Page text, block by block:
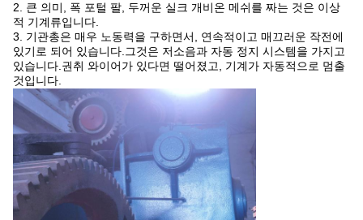
2. 큰 의미, 폭 포털 팔, 두꺼운 실크 개비온 메쉬를 짜는 것은 이상
적 기계류입니다.
3. 기관총은 매우 노동력을 구하면서, 연속적이고 매끄러운 작전에
있기로 되어 있습니다.그것은 저소음과 자동 정지 시스템을 가지고
있습니다.권취 와이어가 있다면 떨어졌고, 기계가 자동적으로 멈출
것입니다.